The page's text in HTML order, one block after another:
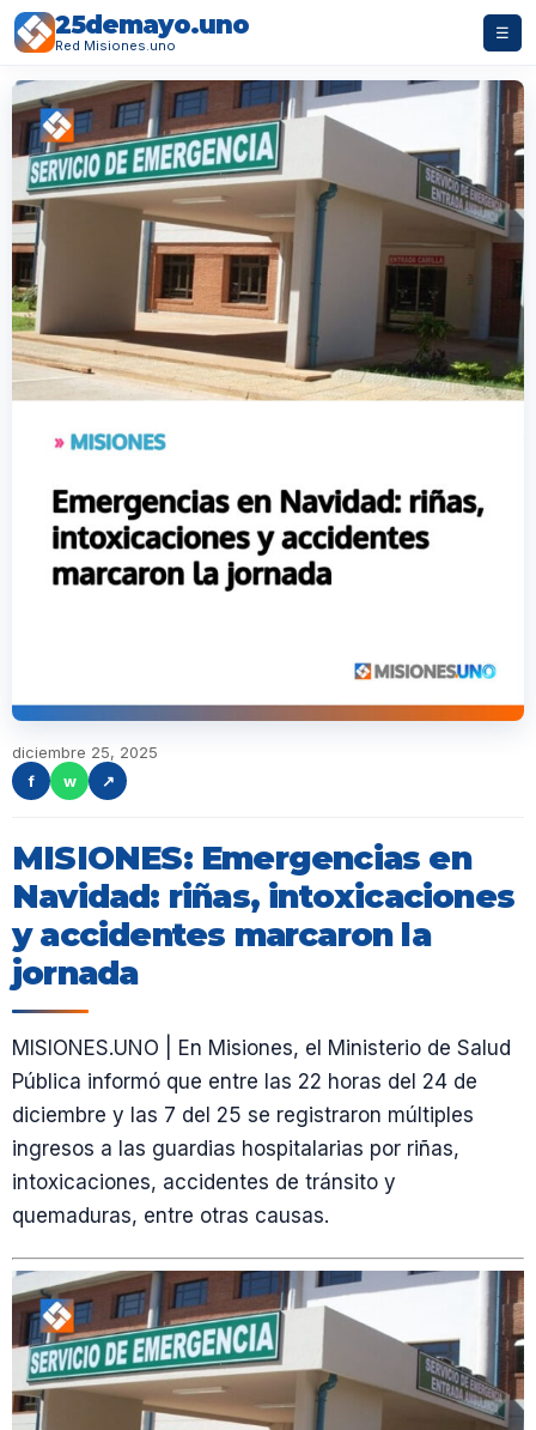
25demayo.uno
Red Misiones.uno
☰
diciembre 25, 2025
f
w ↗
MISIONES: Emergencias en
Navidad: riñas, intoxicaciones
y accidentes marcaron la
jornada
MISIONES.UNO | En Misiones, el Ministerio de Salud
Pública informó que entre las 22 horas del 24 de
diciembre y las 7 del 25 se registraron múltiples
ingresos a las guardias hospitalarias por riñas,
intoxicaciones, accidentes de tránsito y
quemaduras, entre otras causas.